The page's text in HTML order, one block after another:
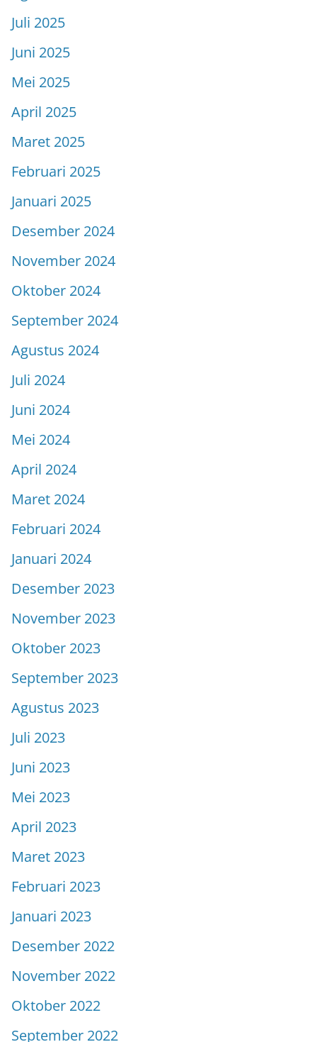
Juli 2025
Juni 2025
Mei 2025
April 2025
Maret 2025
Februari 2025
Januari 2025
Desember 2024
November 2024
Oktober 2024
September 2024
Agustus 2024
Juli 2024
Juni 2024
Mei 2024
April 2024
Maret 2024
Februari 2024
Januari 2024
Desember 2023
November 2023
Oktober 2023
September 2023
Agustus 2023
Juli 2023
Juni 2023
Mei 2023
April 2023
Maret 2023
Februari 2023
Januari 2023
Desember 2022
November 2022
Oktober 2022
September 2022